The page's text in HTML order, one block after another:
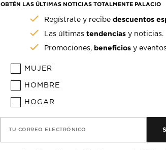
OBTÉN LAS ÚLTIMAS NOTICIAS TOTALMENTE PALACIO
Regístrate y recibedescuentos
Las últimastendencias y noticias.
Promociones, beneficios y
MUJER
HOMBRE
HOGAR
TU CORREO ELECTRÓNICO